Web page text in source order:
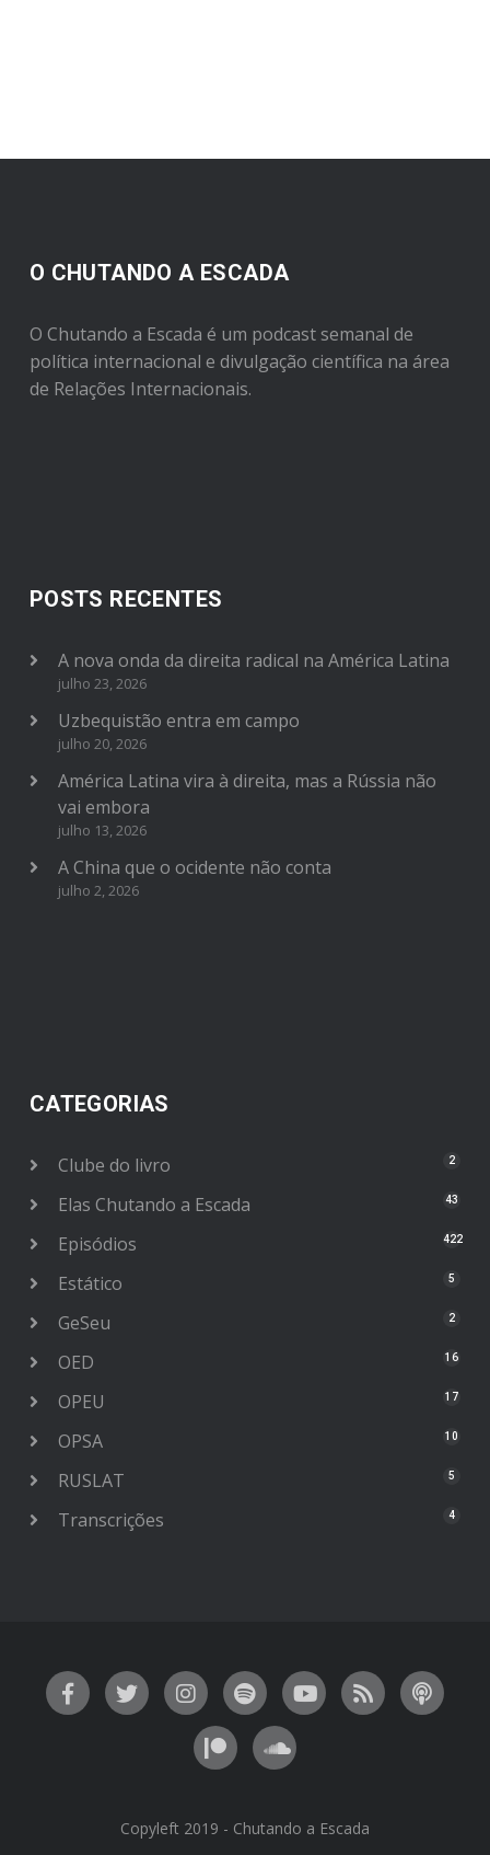
O CHUTANDO A ESCADA
O Chutando a Escada é um podcast semanal de
política internacional e divulgação científica na área
de Relações Internacionais.
POSTS RECENTES
A nova onda da direita radical na América Latina
julho 23, 2026
Uzbequistão entra em campo
julho 20, 2026
América Latina vira à direita, mas a Rússia não
vai embora
julho 13, 2026
A China que o ocidente não conta
julho 2, 2026
CATEGORIAS
Clube do livro 2
Elas Chutando a Escada 43
Episódios 422
Estático 5
GeSeu 2
OED 16
OPEU 17
OPSA 10
RUSLAT 5
Transcrições 4
Copyleft 2019 - Chutando a Escada